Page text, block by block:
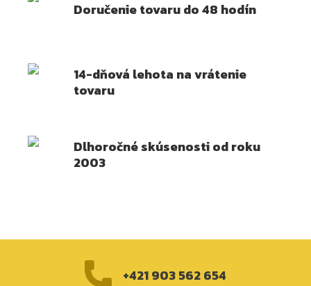
Doručenie tovaru do 48 hodín
14-dňová lehota na vrátenie
tovaru
Dlhoročné skúsenosti od roku
2003
+421 903 562 654